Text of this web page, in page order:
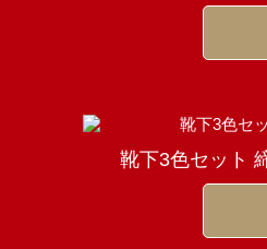
靴下3色セット